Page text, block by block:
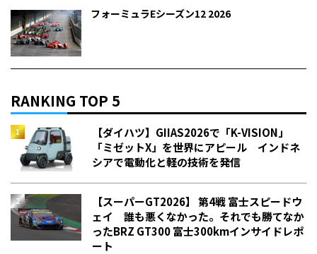
フォーミュラEシーズン12 2026
RANKING TOP 5
【ダイハツ】GIIAS2026で「K-VISION」
「ミゼットX」を世界にアピール インドネ
シアで電動化と軽の技術を発信
【スーパーGT2026】 第4戦 富士スピードウ
ェイ 誰も悪くなかった。それでも勝てなか
った――BRZ GT300 富士300kmインサイドレポ
ート